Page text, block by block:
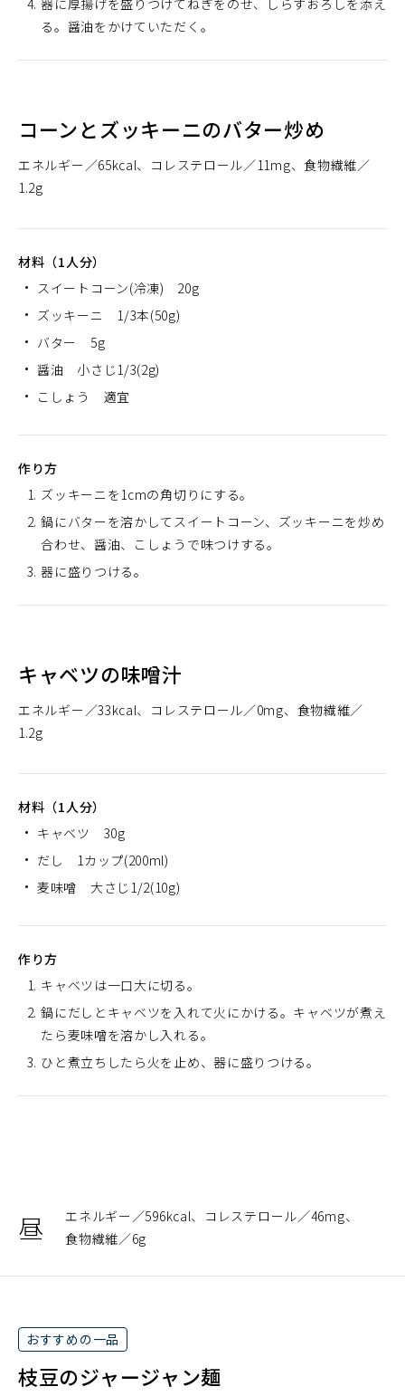
器に厚揚げを盛りつけてねぎをのせ、しらすおろしを添え
る。醤油をかけていただく。
コーンとズッキーニのバター炒め
エネルギー 65kcal コレステロール 11mg
食物繊維
1.2g
材料（1人分）
スイートコーン(冷凍) 20g
ズッキーニ 1/3本(50g)
バター 5g
醤油 小さじ1/3(2g)
こしょう 適宜
作り方
ズッキーニを1cmの角切りにする。
鍋にバターを溶かしてスイートコーン、ズッキーニを炒め
合わせ、醤油、こしょうで味つけする。
器に盛りつける。
キャベツの味噌汁
エネルギー 33kcal コレステロール 0mg
食物繊維
1.2g
材料（1人分）
キャベツ 30g
だし 1カップ(200ml)
麦味噌 大さじ1/2(10g)
作り方
キャベツは一口大に切る。
鍋にだしとキャベツを入れて火にかける。キャベツが煮え
たら麦味噌を溶かし入れる。
ひと煮立ちしたら火を止め、器に盛りつける。
昼 エネルギー 596kcal コレステロール
46mg
食物繊維
6g
枝豆のジャージャン麺
おすすめの一品